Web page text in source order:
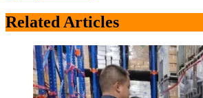
Related Articles